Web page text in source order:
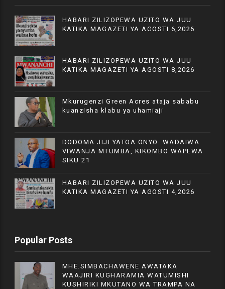
HABARI ZILIZOPEWA UZITO WA JUU
KATIKA MAGAZETI YA AGOSTI 6,2026
HABARI ZILIZOPEWA UZITO WA JUU
KATIKA MAGAZETI YA AGOSTI 8,2026
Mkurugenzi Green Acres ataja sababu
kuanzisha klabu ya uhamiaji
DODOMA JIJI YATOA ONYO: WADAIWA
VIWANJA MTUMBA, KIKOMBO WAPEWA
SIKU 21
HABARI ZILIZOPEWA UZITO WA JUU
KATIKA MAGAZETI YA AGOSTI 4,2026
Popular Posts
MHE.SIMBACHAWENE AWATAKA
WAAJIRI KUGHARAMIA WATUMISHI
KUSHIRIKI MKUTANO WA TRAMPA NA